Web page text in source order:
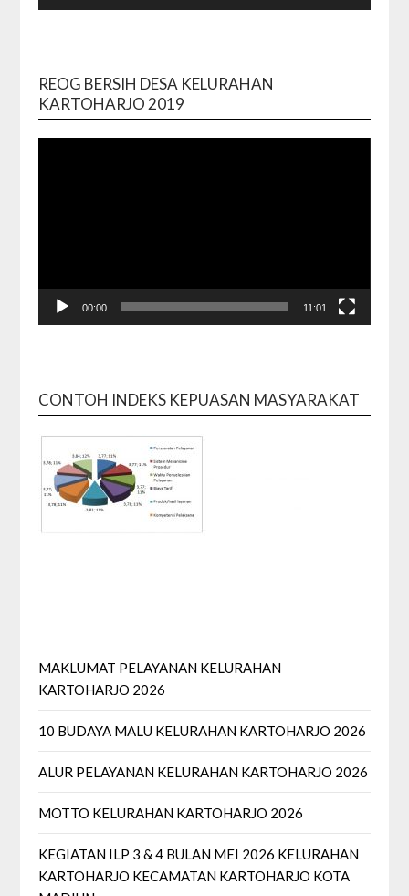
REOG BERSIH DESA KELURAHAN
KARTOHARJO 2019
00:00 11:01
CONTOH INDEKS KEPUASAN MASYARAKAT
MAKLUMAT PELAYANAN KELURAHAN
KARTOHARJO 2026
10 BUDAYA MALU KELURAHAN KARTOHARJO 2026
ALUR PELAYANAN KELURAHAN KARTOHARJO 2026
MOTTO KELURAHAN KARTOHARJO 2026
KEGIATAN ILP 3 & 4 BULAN MEI 2026 KELURAHAN
KARTOHARJO KECAMATAN KARTOHARJO KOTA